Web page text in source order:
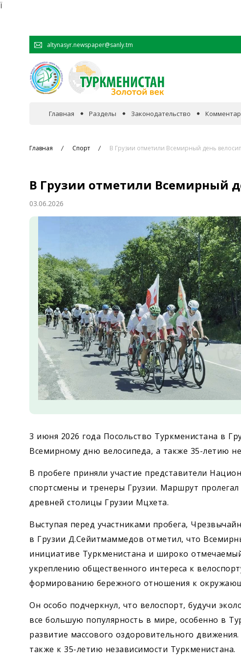
Ï
altynasyr.newspaper@sanly.tm
Главная Разделы
Общество
Культура
Наука
Спорт
Законодательство
Главная Спорт В Грузии отметили Всемирный день
В Грузии отметили Всемирный
03.06.2026
3 июня 2026 года Посольство Туркменистана в
Всемирному дню велосипеда, а также 35-летию
В пробеге приняли участие представители
спортсмены и тренеры Грузии. Маршрут
древней столицы Грузии Мцхета.
Выступая перед участниками пробега,
в Грузии Д.Сейитмаммедов отметил, что
инициативе Туркменистана и широко
укреплению общественного интереса к
формированию бережного отношения к
Он особо подчеркнул, что велоспорт, будучи
все большую популярность в мире, особенно в
развитие массового оздоровительного
также к 35-летию независимости Туркменистана.